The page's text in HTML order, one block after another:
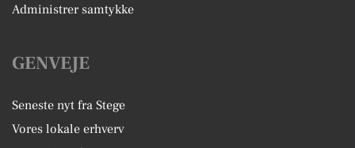
Administrer samtykke
GENVEJE
Seneste nyt fra Stege
Vores lokale erhverv